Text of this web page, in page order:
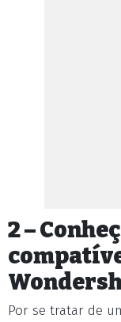
2 –
Por se tratar de